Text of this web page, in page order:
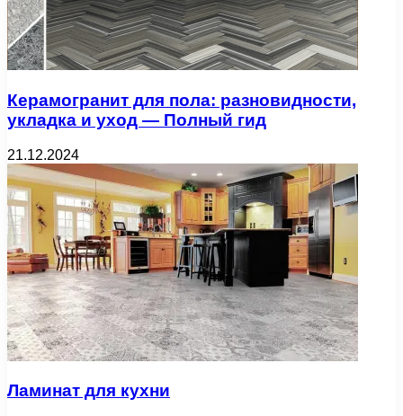
Керамогранит для пола: разновидности,
укладка и уход — Полный гид
21.12.2024
Ламинат для кухни